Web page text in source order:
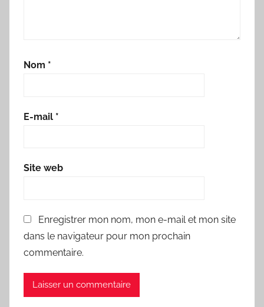
Nom *
E-mail *
Site web
Enregistrer mon nom, mon e-mail et mon site
dans le navigateur pour mon prochain
commentaire.